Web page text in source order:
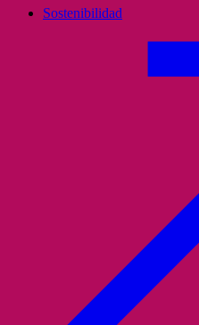
Sostenibilidad